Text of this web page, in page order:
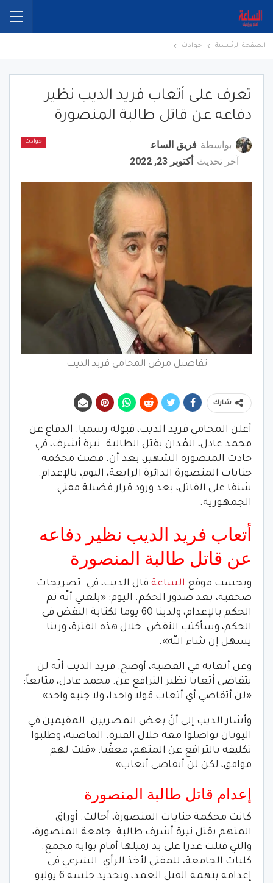
الصفحة الرئيسية حوادث
تعرف على أتعاب فريد الديب نظير
دفاعه عن قاتل طالبة المنصورة
حوادث بواسطة فريق الساعة برس
آخر تحديث أكتوبر 23, 2022
تفاصيل مرض المحامي فريد الديب
شارك
أعلن المحامي فريد الديب، قبوله رسميا. الدفاع عن
محمد عادل، المُدان بقتل الطالبة. نيرة أشرف، في
حادث المنصورة الشهير، بعد أن. قضت محكمة
جنايات المنصورة الدائرة الرابعة، اليوم، بالإعدام.
شنقا على القاتل، بعد ورود قرار فضيلة مفتي.
الجمهورية.
أتعاب فريد الديب نظير دفاعه
عن قاتل طالبة المنصورة
وبحسب موقع الساعة قال الديب، في. تصريحات
صحفية، بعد صدور الحكم. اليوم: «بلغني أنّه تم
الحكم بالإعدام، ولدينا 60 يوما لكتابة النقض في
الحكم، وسأكتب النقض. خلال هذه الفترة، وربنا
يسهل إن شاء الله».
وعن أتعابه في القضية، أوضح. فريد الديب أنّه لن
يتقاضى أتعابا نظير الترافع عن. محمد عادل، متابعاً:
«لن أتقاضي أي أتعاب قولا واحدا، ولا جنيه واحد».
وأشار الديب إلى أنّ بعض المصريين. المقيمين في
اليونان تواصلوا معه خلال الفترة. الماضية، وطلبوا
تكليفه بالترافع عن المتهم، معقّبا: «قلت لهم
موافق، لكن لن أتقاضى أتعاب».
إعدام قاتل طالبة المنصورة
كانت محكمة جنايات المنصورة، أحالت. أوراق
المتهم بقتل نيرة أشرف طالبة. جامعة المنصورة،
والتي قتلت غدرا على يد زميلها أمام بوابة مجمع.
كليات الجامعة، للمفتي لأخذ الرأي. الشرعي في
إعدامه بتهمة القتل العمد، وتحديد جلسة 6 يوليو.